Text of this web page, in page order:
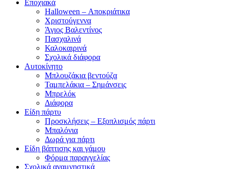
Εποχιακά
Halloween – Αποκριάτικα
Χριστούγεννα
Άγιος Βαλεντίνος
Πασχαλινά
Καλοκαιρινά
Σχολικά διάφορα
Αυτοκίνητο
Μπλουζάκια βεντούζα
Ταμπελάκια – Σημάνσεις
Μπρελόκ
Διάφορα
Είδη πάρτυ
Προσκλήσεις – Εξοπλισμός πάρτι
Μπαλόνια
Δωρά για πάρτι
Είδη βάπτισης και γάμου
Φόρμα παραγγελίας
Σχολικά αναμνηστικά